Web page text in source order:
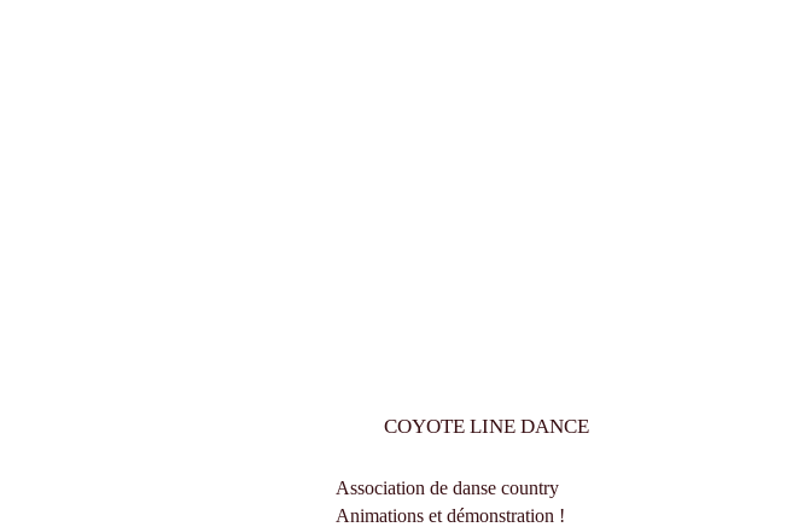
COYOTE LINE DANCE
Association de danse country
Animations et démonstration !